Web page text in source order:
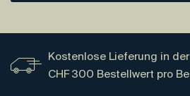
Kostenlose Lieferung in
CHF 300 Bestellwert pro